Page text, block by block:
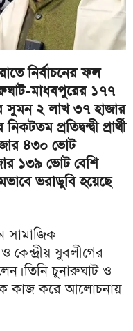
নির্বাচনের ফল
মাধবপুরের ১৭৭
সুমন ২ লাখ ৩৭ হাজার
প্রতিদ্বন্দ্বী প্রার্থী
৪৩০ ভোট
১৩৯ ভোট বেশি
ভরাডুবি হয়েছে
সামাজিক
কেন্দ্রীয় যুবলীগের
তিনি চুনারুঘাট ও
কাজ করে আলোচনায়